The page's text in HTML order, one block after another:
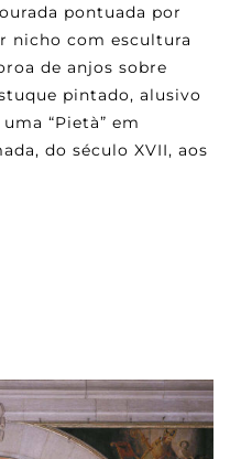
pontuada por
nicho com escultura
de anjos sobre
pintado, alusivo
“Pietà” em
do século XVII, aos